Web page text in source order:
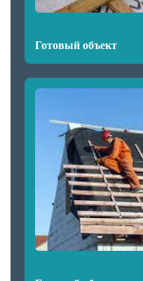
Готовый объект